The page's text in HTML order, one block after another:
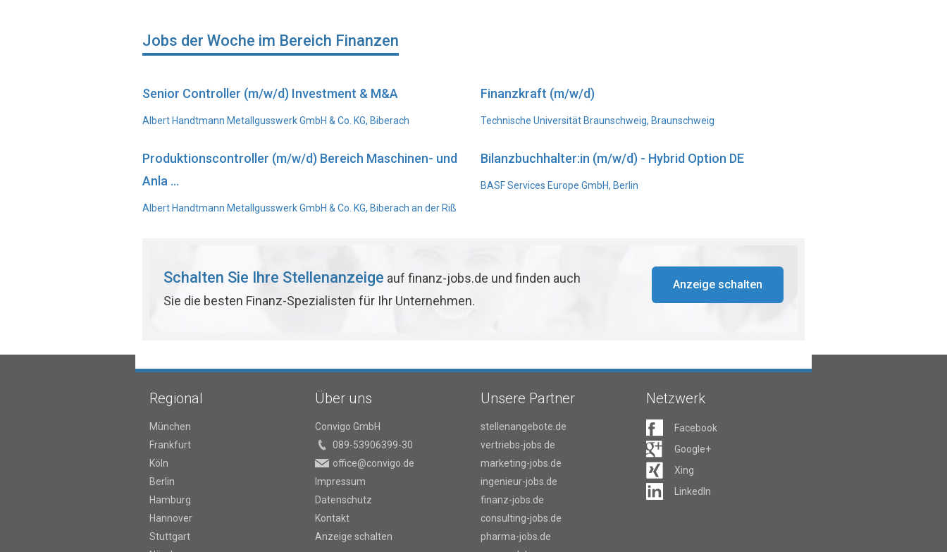
Jobs der Woche im Bereich Finanzen
Senior Controller (m/w/d) Investment & M&A
Albert Handtmann Metallgusswerk GmbH & Co. KG, Biberach
Finanzkraft (m/w/d)
Technische Universität Braunschweig, Braunschweig
Produktionscontroller (m/w/d) Bereich Maschinen- und
Anla ...
Albert Handtmann Metallgusswerk GmbH & Co. KG, Biberach an der Riß
Bilanzbuchhalter:in (m/w/d) - Hybrid Option DE
BASF Services Europe GmbH, Berlin
Schalten Sie Ihre Stellenanzeige auf finanz-jobs.de und finden auch
Sie die besten Finanz-Spezialisten für Ihr Unternehmen.
Anzeige schalten
Regional
München
Frankfurt
Köln
Berlin
Hamburg
Hannover
Stuttgart
Über uns
Convigo GmbH
089-53906399-30
office@convigo.de
Impressum
Datenschutz
Kontakt
Anzeige schalten
Unsere Partner
stellenangebote.de
vertriebs-jobs.de
marketing-jobs.de
ingenieur-jobs.de
finanz-jobs.de
consulting-jobs.de
pharma-jobs.de
Netzwerk
Facebook
Google+
Xing
LinkedIn